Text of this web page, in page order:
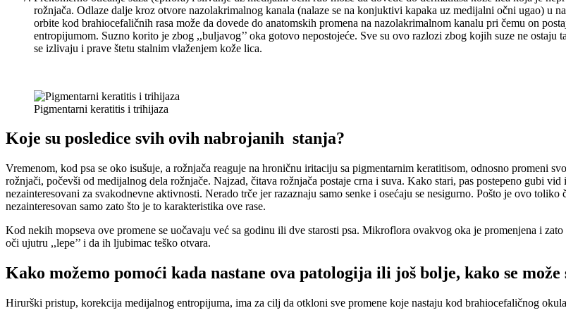
rožnjača. Odlaze dalje kroz otvore nazolakrimalnog kanala (nalaze se na konjuktivi kapaka uz medijalni očni ugao) u
orbite kod brahiocefaličnih rasa može da dovede do anatomskih promena na nazolakrimalnom kanalu pri čemu on
entropijumom. Suzno korito je zbog ,,buljavog’’ oka gotovo nepostojeće. Sve su ovo razlozi zbog kojih suze ne
se izlivaju i prave štetu stalnim vlaženjem kože lica.
Pigmentarni keratitis i trihijaza
Koje su posledice svih ovih nabrojanih stanja?
Vremenom, kod psa se oko isušuje, a rožnjača reaguje na hroničnu iritaciju sa pigmentarnim keratitisom, odnosno promeni
rožnjači, počevši od medijalnog dela rožnjače. Najzad, čitava rožnjača postaje crna i suva. Kako stari, pas postepeno gubi
nezainteresovani za svakodnevne aktivnosti. Nerado trče jer razaznaju samo senke i osećaju se nesigurno. Pošto je ovo
nezainteresovan samo zato što je to karakteristika ove rase.
Kod nekih mopseva ove promene se uočavaju već sa godinu ili dve starosti psa. Mikroflora ovakvog oka je promenjena i
oči ujutru ,,lepe’’ i da ih ljubimac teško otvara.
Kako možemo pomoći kada nastane ova patologija ili još bolje, kako se
Hirurški pristup, korekcija medijalnog entropijuma, ima za cilj da otkloni sve promene koje nastaju kod brahiocefaličnog